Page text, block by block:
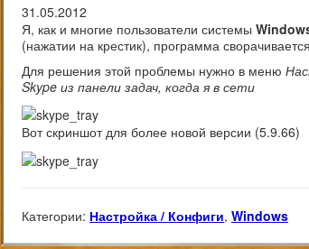
31.05.2012
Я, как и многие пользователи системы
(нажатии на крестик), программа
Для решения этой проблемы нужно в меню
Skype из панели задач, когда я в сети
Вот скриншот для более новой версии (5.9.66)
Категории: Настройка / Конфиги, Windows